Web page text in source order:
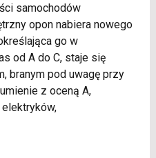
samochodów
opon nabiera nowego
go w
od A do C, staje się
branym pod uwagę przy
z oceną A,